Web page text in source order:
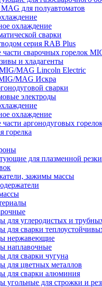
для полуавтоматов
охлаждение
сварки
серия RAB Plus
части сварочных горелок
и хладагенты
MAG Lincoln Electric
MAG Искра
сварки
электроды
охлаждение
части аргонодуговых
горелка
для плазменной резки
зажимы массы
для углеродистых и
для сварки
нержавеющие
наплавочные
для сварки чугуна
для цветных металлов
для сварки алюминия
угольные для строжки и